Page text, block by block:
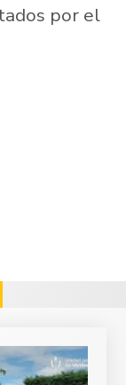
por el